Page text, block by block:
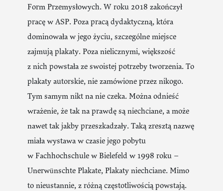
Form Przemysłowych. W roku 2018 zakończył
pracę w ASP. Poza pracą dydaktyczną, która
dominowała w jego życiu, szczególne miejsce
zajmują plakaty. Poza nielicznymi, większość
z nich powstała ze swoistej potrzeby tworzenia. To
plakaty autorskie, nie zamówione przez nikogo.
Tym samym nikt na nie czeka. Można odnieść
wrażenie, że tak na prawdę są niechciane, a może
nawet tak jakby przeszkadzały. Taką zresztą nazwę
miała wystawa w czasie jego pobytu
w Fachhochschule w Bielefeld w 1998 roku –
Unerwünschte Plakate, Plakaty niechciane. Mimo
to nieustannie, z różną częstotliwością powstają.